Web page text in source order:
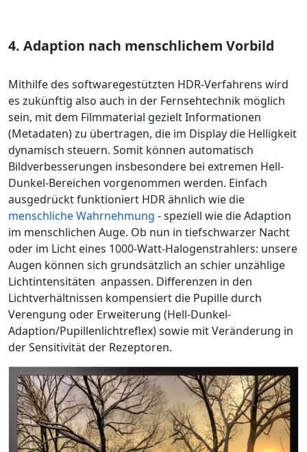
4. Adaption nach menschlichem Vorbild
Mithilfe des softwaregestützten HDR-Verfahrens wird
es zukünftig also auch in der Fernsehtechnik möglich
sein, mit dem Filmmaterial gezielt Informationen
(Metadaten) zu übertragen, die im Display die Helligkeit
dynamisch steuern. Somit können automatisch
Bildverbesserungen insbesondere bei extremen Hell-
Dunkel-Bereichen vorgenommen werden. Einfach
ausgedrückt funktioniert HDR ähnlich wie die
menschliche Wahrnehmung - speziell wie die Adaption
im menschlichen Auge. Ob nun in tiefschwarzer Nacht
oder im Licht eines 1000-Watt-Halogenstrahlers: unsere
Augen können sich grundsätzlich an schier unzählige
Lichtintensitäten anpassen. Differenzen in den
Lichtverhältnissen kompensiert die Pupille durch
Verengung oder Erweiterung (Hell-Dunkel-
Adaption/Pupillenlichtreflex) sowie mit Veränderung in
der Sensitivität der Rezeptoren.